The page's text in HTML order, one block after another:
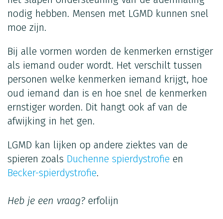
nodig hebben. Mensen met LGMD kunnen snel
moe zijn.
Bij alle vormen worden de kenmerken ernstiger
als iemand ouder wordt. Het verschilt tussen
personen welke kenmerken iemand krijgt, hoe
oud iemand dan is en hoe snel de kenmerken
ernstiger worden. Dit hangt ook af van de
afwijking in het gen.
LGMD kan lijken op andere ziektes van de
spieren zoals Duchenne spierdystrofie en
Becker-spierdystrofie.
Heb je een vraag? erfolijn